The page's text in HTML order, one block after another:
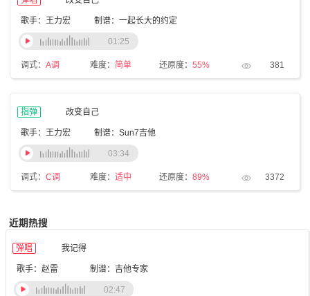
歌手：王力宏 制谱：一起长大的约定
调式： A调 难度： 简单 还原度： 55% 381
01:25
指弹 改变自己
歌手：王力宏 制谱：Sun7吉他
调式： C调 难度： 适中 还原度： 89% 3372
03:34
近期热搜
弹唱 我记得
歌手：赵雷 制谱：吉他专家
02:47